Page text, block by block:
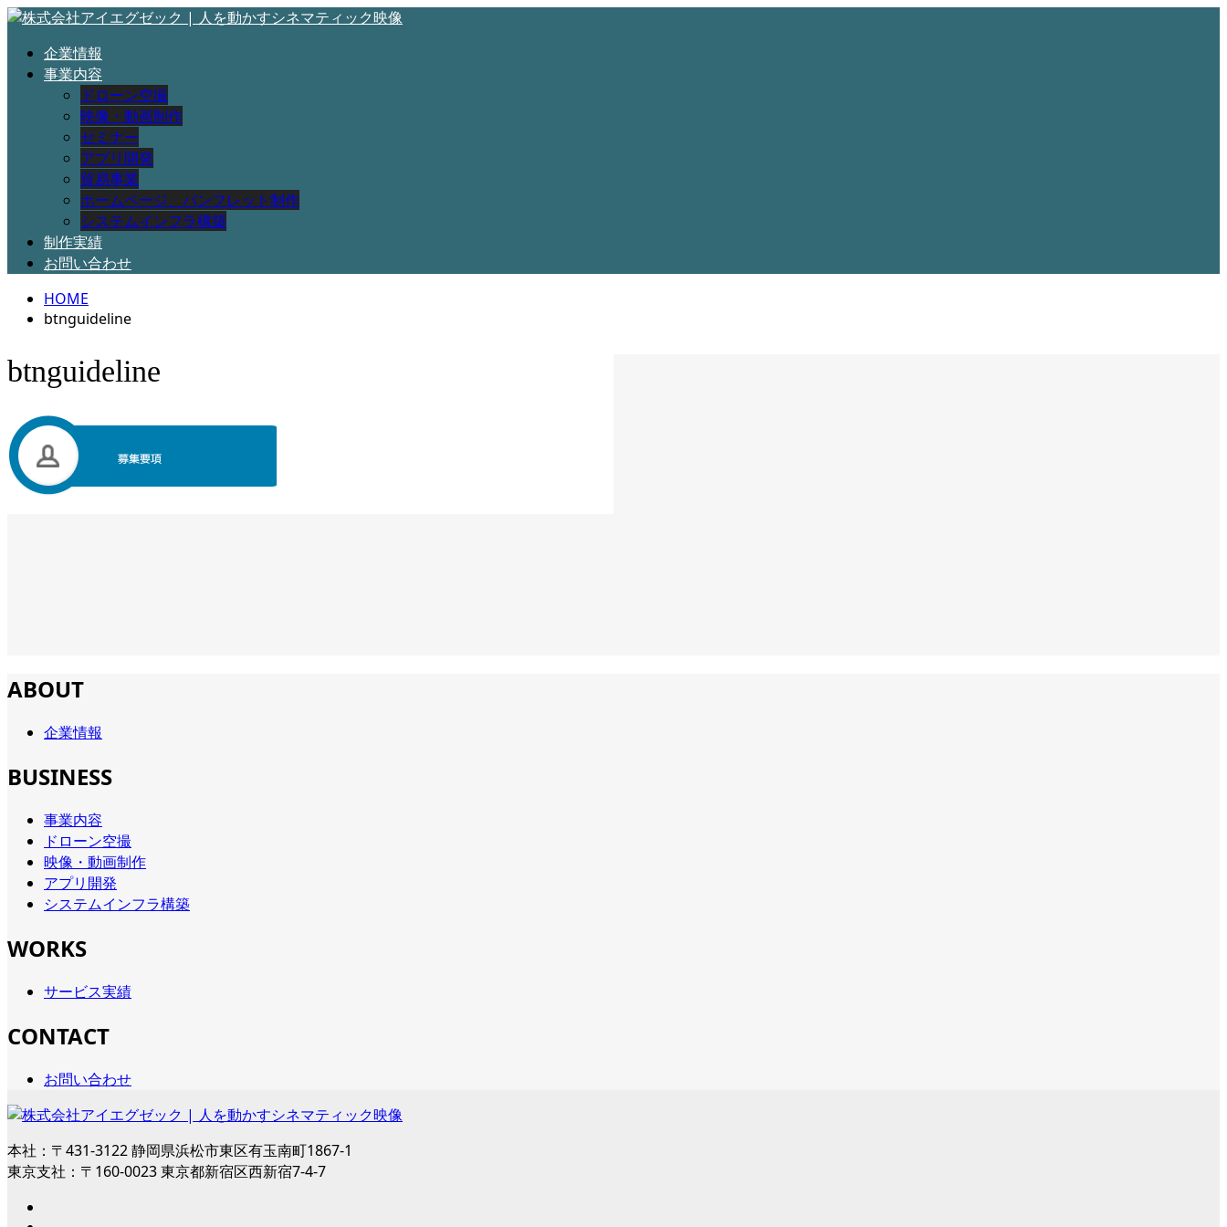
企業情報
事業内容
ドローン空撮
映像・動画制作
セミナー
アプリ開発
貿易事業
ホームページ、パンフレット制作
システムインフラ構築
制作実績
お問い合わせ
HOME
btnguideline
btnguideline
ABOUT
企業情報
BUSINESS
事業内容
ドローン空撮
映像・動画制作
アプリ開発
システムインフラ構築
WORKS
サービス実績
CONTACT
お問い合わせ
本社：〒431-3122 静岡県浜松市東区有玉南町1867-1
東京支社：〒160-0023 東京都新宿区西新宿7-4-7